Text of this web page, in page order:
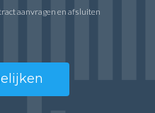
aanvragen en afsluiten